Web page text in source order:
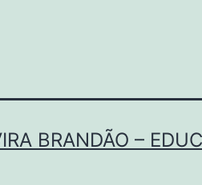
BRANDÃO –